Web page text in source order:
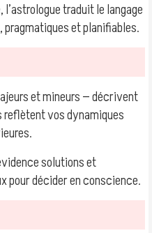
traduit le langage
et planifiables.
et mineurs — décrivent
vos dynamiques
solutions et
pour décider en conscience.